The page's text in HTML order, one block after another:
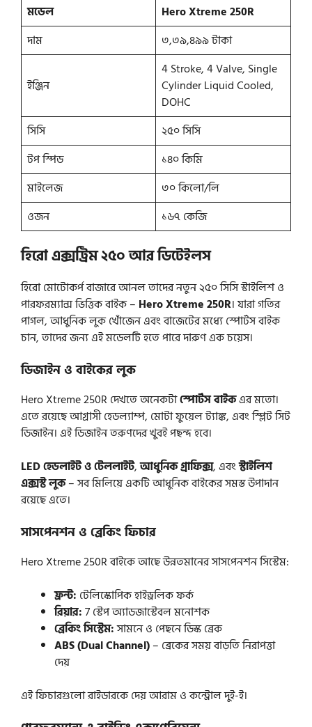
মডেল
Hero Xtreme 250R
দাম
৩,৩৯,৪৯৯ টাকা
ইঞ্জিন
4 Stroke, 4 Valve, Single
Cylinder Liquid Cooled,
DOHC
সিসি
২৫০ সিসি
টপ স্পিড
১৪০ কিমি
মাইলেজ
৩০ কিলো/লি
ওজন
১৬৭ কেজি
হিরো এক্সট্রিম ২৫০ আরডিটেইলস
হিরো মোটোকর্প বাজারে আনল তাদের নতুন ২৫০ সিসি স্টাইলিশ ও
পারফরম্যান্স ভিত্তিক বাইক – Hero Xtreme 250R। যারা গতির
পাগল, আধুনিক লুক খোঁজেন এবং বাজেটের মধ্যে স্পোর্টস বাইক
চান, তাদের জন্য এই মডেলটি হতে পারে দারুণ এক চয়েস।
ডিজাইন ও বাইকের লুক
Hero Xtreme 250R দেখতে অনেকটাস্পোর্টস বাইকএর মতো।
এতে রয়েছে আগ্রাসী হেডল্যাম্প, মোটা ফুয়েল ট্যাঙ্ক, এবং স্প্লিট সিট
ডিজাইন। এই ডিজাইন তরুণদের খুবই পছন্দ হবে।
LED হেডলাইট ও টেললাইট,আধুনিক গ্রাফিক্স, এবংস্টাইলিশ
এক্সস্ট লুক– সব মিলিয়ে একটি আধুনিক বাইকের সমস্ত উপাদান
রয়েছে এতে।
সাসপেনশন ও ব্রেকিং ফিচার
Hero Xtreme 250R বাইকে আছে উন্নতমানের সাসপেনশন সিস্টেম:
ফ্রন্ট: টেলিস্কোপিক হাইড্রলিক ফর্ক
রিয়ার:7 স্টেপ অ্যাডজাস্টেবল মনোশক
ব্রেকিং সিস্টেম:সামনে ও পেছনে ডিস্ক ব্রেক
ABS (Dual Channel)– ব্রেকের সময় বাড়তি নিরাপত্তা
দেয়
এই ফিচারগুলো রাইডারকে দেয় আরাম ও কন্ট্রোল দুই-ই।